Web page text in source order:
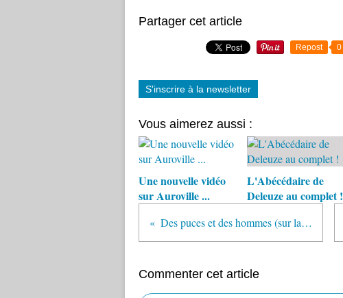
Partager cet article
Repost 0
S'inscrire à la newsletter
Vous aimerez aussi :
Une nouvelle vidéo
sur Auroville ...
L'Abécédaire de
Deleuze au complet !
Des puces et des hommes (sur la RFID)
Commenter cet article